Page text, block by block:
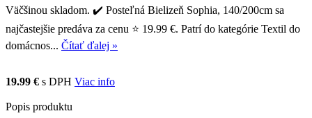
Väčšinou skladom. ✔️ Posteľná Bielizeň Sophia, 140/200cm sa
najčastejšie predáva za cenu ⭐ 19.99 €. Patrí do kategórie Textil do
domácnos... Čítať ďalej »
19.99 € s DPH Viac info
Popis produktu